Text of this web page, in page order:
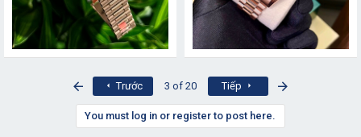
Trước 3 of 20 Tiếp
You must log in or register to post here.